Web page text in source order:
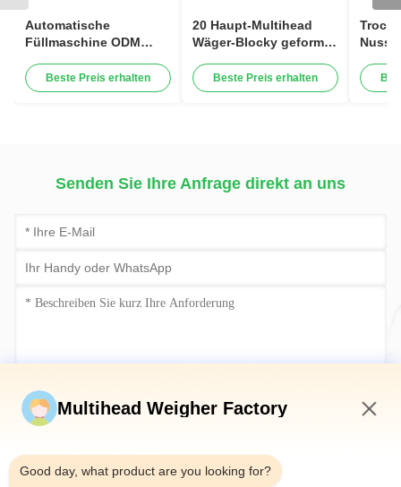
Automatische
Füllmaschine ODM
die luftgestoßenen
Nahrungsmittelbonbons
Beste Preis erhalten
20 Haupt-Multihead
Wäger-Blocky geformte
Schokoladen-Schalen-
Füllung und
Beste Preis erhalten
Nuss-
Senden Sie Ihre Anfrage direkt an uns
Jetzt einreichen
Multihead Weigher Factory
Good day, what product are you looking for?